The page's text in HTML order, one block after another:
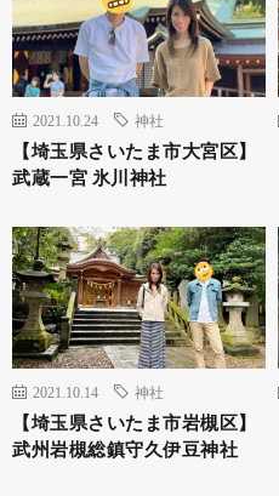
2021.10.24 神社
【埼玉県さいたま市大宮区】
武蔵一宮 氷川神社
2021.10.14 神社
【埼玉県さいたま市岩槻区】
武州岩槻総鎮守久伊豆神社